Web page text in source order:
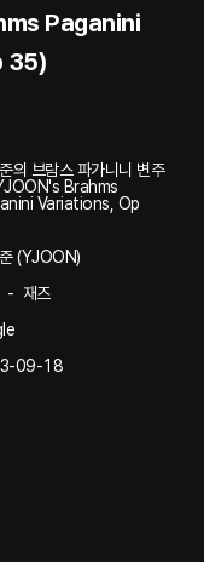
Paganini
35)
의 브람스 파가니니 변주
Brahms
Variations, Op
(YJOON)
- 재즈
09-18